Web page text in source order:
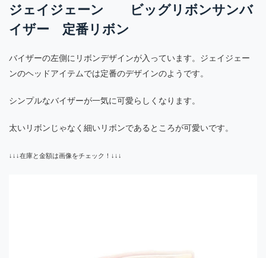
ジェイジェーン ビッグリボンサンバ
イザー 定番リボン
バイザーの左側にリボンデザインが入っています。ジェイジェー
ンのヘッドアイテムでは定番のデザインのようです。
シンプルなバイザーが一気に可愛らしくなります。
太いリボンじゃなく細いリボンであるところが可愛いです。
↓↓↓在庫と金額は画像をチェック！↓↓↓